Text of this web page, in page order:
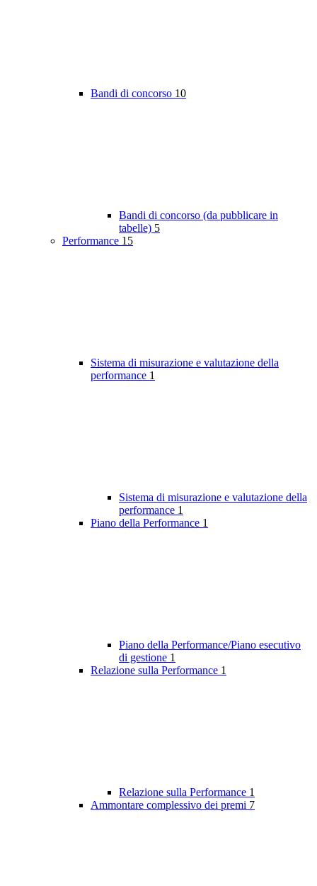
Bandi di concorso 10
Bandi di concorso (da pubblicare in
tabelle) 5
Performance 15
Sistema di misurazione e valutazione della
performance 1
Sistema di misurazione e valutazione della
performance 1
Piano della Performance 1
Piano della Performance/Piano esecutivo
di gestione 1
Relazione sulla Performance 1
Relazione sulla Performance 1
Ammontare complessivo dei premi 7